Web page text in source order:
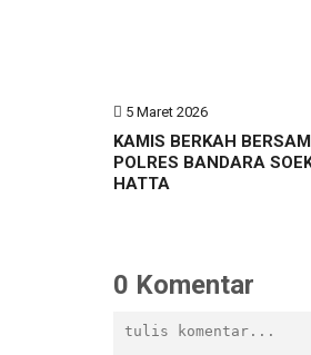
5 Maret 2026
KAMIS BERKAH
POLRES BANDARA
HATTA
0 Komentar